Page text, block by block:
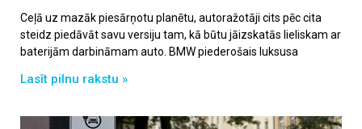
Ceļā uz mazāk piesārņotu planētu, autoražotāji cits pēc cita
steidz piedāvāt savu versiju tam, kā būtu jāizskatās lieliskam ar
baterijām darbināmam auto. BMW piederošais luksusa
Lasīt pilnu rakstu »